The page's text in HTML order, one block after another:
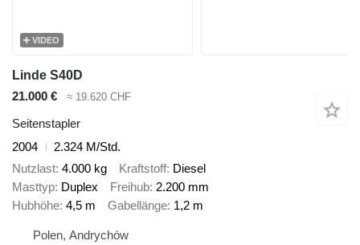
VIDEO
Linde S40D
21.000 €
≈ 19.620 CHF
Seitenstapler
2004
2.324 M/Std.
Nutzlast 4.000 kg Kraftstoff Diesel
Masttyp Duplex Freihub 2.200 mm
Hubhöhe 4,5 m Gabellänge 1,2 m
Polen, Andrychów